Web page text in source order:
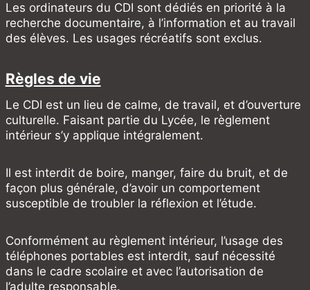
Les ordinateurs du CDI sont dédiés en priorité à la
recherche documentaire, à l’information et au travail
des élèves. Les usages récréatifs sont exclus.
Règles de vie
Le CDI est un lieu de calme, de travail, et d’ouverture
culturelle. Faisant partie du Lycée, le règlement
intérieur s’y applique intégralement.
Il est interdit de boire, manger, faire du bruit, et de
façon plus générale, d’avoir un comportement
susceptible de troubler la réflexion et l’étude.
Conformément au règlement intérieur, l’usage des
téléphones portables est interdit, sauf nécessité
dans le cadre scolaire et avec l’autorisation de
l’adulte responsable.